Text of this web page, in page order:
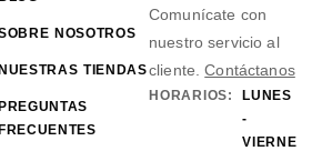
NOSOTROS
TIENDAS
Comunícate con
nuestro servicio al
cliente.Contáctanos
HORARIOS:
LUNES
-
VIERNE